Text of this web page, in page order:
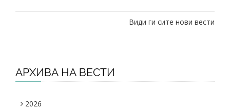
Види ги сите нови вести
АРХИВА НА ВЕСТИ
2026